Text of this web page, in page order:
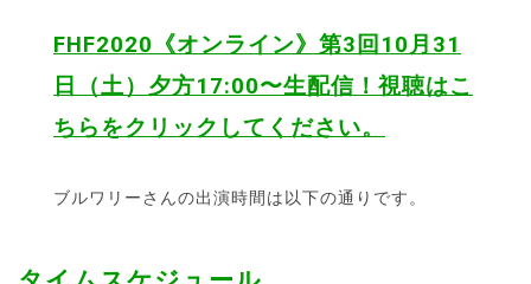
FHF2020《オンライン》第3回10月31
日（土）夕方17:00〜生配信！視聴はこ
ちらをクリックしてください。
ブルワリーさんの出演時間は以下の通りです。